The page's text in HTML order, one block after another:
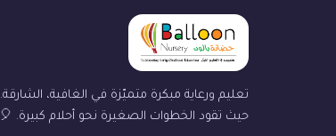
تعليم ورعاية مبكرة متميّزة في الغافية، الشارقة.
حيث تقود الخطوات الصغيرة نحو أحلام كبيرة. 🎈